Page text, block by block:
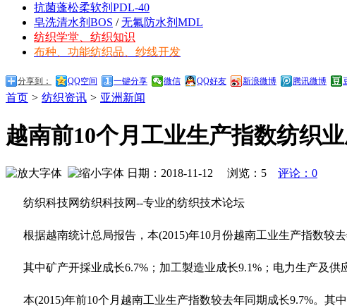
抗菌蓬松柔软剂PDL-40
皂洗清水剂BOS /无氟防水剂MDL
纺织学堂、纺织知识
布种、功能纺织品、纱线开发
分享到： QQ空间 一键分享 微信 QQ好友 新浪微博 腾讯微博
首页 > 纺织资讯 > 亚洲新闻
越南前10个月工业生产指数纺织
日期：2018-11-12 浏览： 5 评论：0
纺织科技网纺织科技网--专业的纺织技术论坛
根据越南统计总局报告，本(2015)年10月份越南工业生产指数较去
其中矿产开採业成长6.7%；加工製造业成长9.1%；电力生产及供
本(2015)年前10个月越南工业生产指数较去年同期成长9.7%。其